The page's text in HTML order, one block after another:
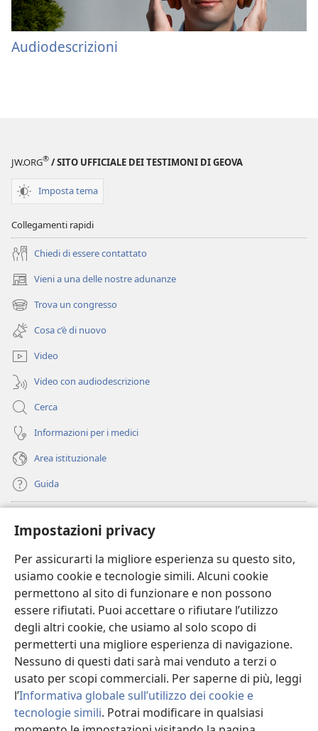
Impostazioni privacy
Per assicurarti la migliore esperienza su questo sito,
usiamo cookie e tecnologie simili. Alcuni cookie
permettono al sito di funzionare e non possono
essere rifiutati. Puoi accettare o rifiutare l’utilizzo
degli altri cookie, che usiamo al solo scopo di
permetterti una migliore esperienza di navigazione.
Nessuno di questi dati sarà mai venduto a terzi o
usato per scopi commerciali. Per saperne di più, leggi
l’Informativa globale sull’utilizzo dei cookie e
tecnologie simili. Potrai modificare in qualsiasi
Audiodescrizioni
JW.ORG® / SITO UFFICIALE DEI TESTIMONI DI GEOVA
Imposta tema
Collegamenti rapidi
Chiedi di essere contattato
Vieni a una delle nostre adunanze
(apre
una
nuova
finestra)
Trova un congresso
(apre
una
nuova
finestra)
Cosa c’è di nuovo
Video
Video con audiodescrizione
Cerca
Informazioni per i medici
Area istituzionale
Guida
(apre
una
nuova
finestra)
BIBLIOTECA ONLINE Watchtower
(apre
una
nuova
finestra)
JW Hub
(apre
una
nuova
finestra)
JW Library
Watchtower Library®
Copyright© 2026 Watch Tower Bible and Tract Society of Pennsylvania.